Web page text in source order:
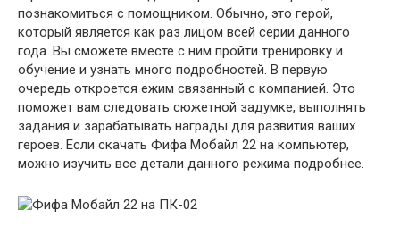
познакомиться с помощником. Обычно, это герой,
который является как раз лицом всей серии данного
года. Вы сможете вместе с ним пройти тренировку и
обучение и узнать много подробностей. В первую
очередь откроется ежим связанный с компанией. Это
поможет вам следовать сюжетной задумке, выполнять
задания и зарабатывать награды для развития ваших
героев. Если скачать Фифа Мобайл 22 на компьютер,
можно изучить все детали данного режима подробнее.